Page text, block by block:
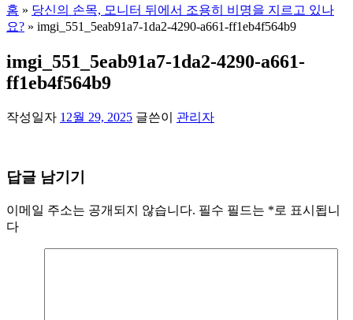
홈 » 당신의 손목, 모니터 뒤에서 조용히 비명을 지르고 있나
요? » imgi_551_5eab91a7-1da2-4290-a661-ff1eb4f564b9
imgi_551_5eab91a7-1da2-4290-a661-
ff1eb4f564b9
작성일자 12월 29, 2025 글쓴이 관리자
답글 남기기
이메일 주소는 공개되지 않습니다. 필수 필드는 *로 표시됩니
다